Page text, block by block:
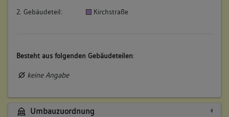
2. Gebäudeteil: Kirchstraße
Besteht aus folgenden Gebäudeteilen:
keine Angabe
Umbauzuordnung